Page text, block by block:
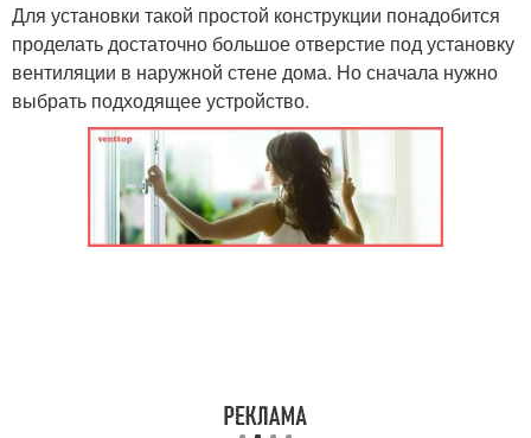
Для установки такой простой конструкции понадобится
проделать достаточно большое отверстие под установку
вентиляции в наружной стене дома. Но сначала нужно
выбрать подходящее устройство.